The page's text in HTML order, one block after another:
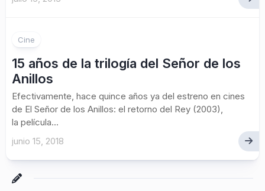
Cine
15 años de la trilogía del Señor de los
Anillos
Efectivamente, hace quince años ya del estreno en cines
de El Señor de los Anillos: el retorno del Rey (2003),
la película...
junio 15, 2018